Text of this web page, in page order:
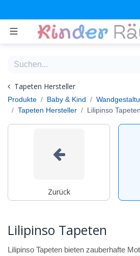
Tapeten Hersteller
Produkte
Baby & Kind
Tapeten Hersteller
Lilipinso Tapeten
Zurück
Lilipinso Tapeten
Lilipinso Tapeten bieten zauberhafte